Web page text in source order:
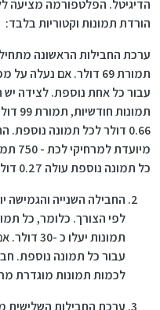
הורדת תמונות וקטוריות בלבד:
0.66 דולר לכל תמונה
כל תמונה נוספת עולה 0.27 דולר.
החבילה השנייה והגמישה
עבור כל תמונה נוספת.
לכמות תמונות מוגדרת